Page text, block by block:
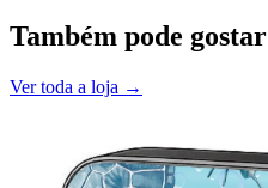
Também pode gostar
Ver toda a loja →